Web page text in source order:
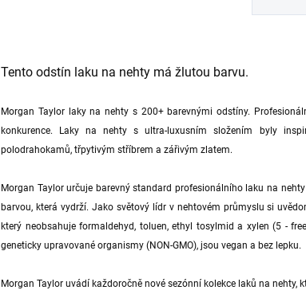
Tento odstín laku na nehty má žlutou barvu.
Morgan Taylor laky na nehty s 200+ barevnými odstíny.
konkurence. Laky na nehty s ultra-luxusním složením byly
polodrahokamů, třpytivým stříbrem a zářivým zlatem.
Morgan Taylor určuje barevný standard profesionálního laku na
barvou, která vydrží. Jako světový lídr v nehtovém průmyslu si
který neobsahuje formaldehyd, toluen, ethyl tosylmid a xylen (5 -
geneticky upravované organismy (NON-GMO), jsou vegan a bez lepku.
Morgan Taylor uvádí každoročně nové sezónní kolekce laků na nehty,